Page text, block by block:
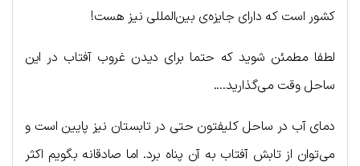
کشور است که دارای جایزه‌ی بین‌المللی نیز هست!
لطفا مطمئن شوید که حتما برای دیدن غروب آفتاب در این
ساحل وقت می‌گذارید….
دمای آب در ساحل کلیفتون حتی در تابستان نیز پایین است و
می‌توان از تابش آفتاب به آن پناه برد. اما صادقانه بگویم اکثر